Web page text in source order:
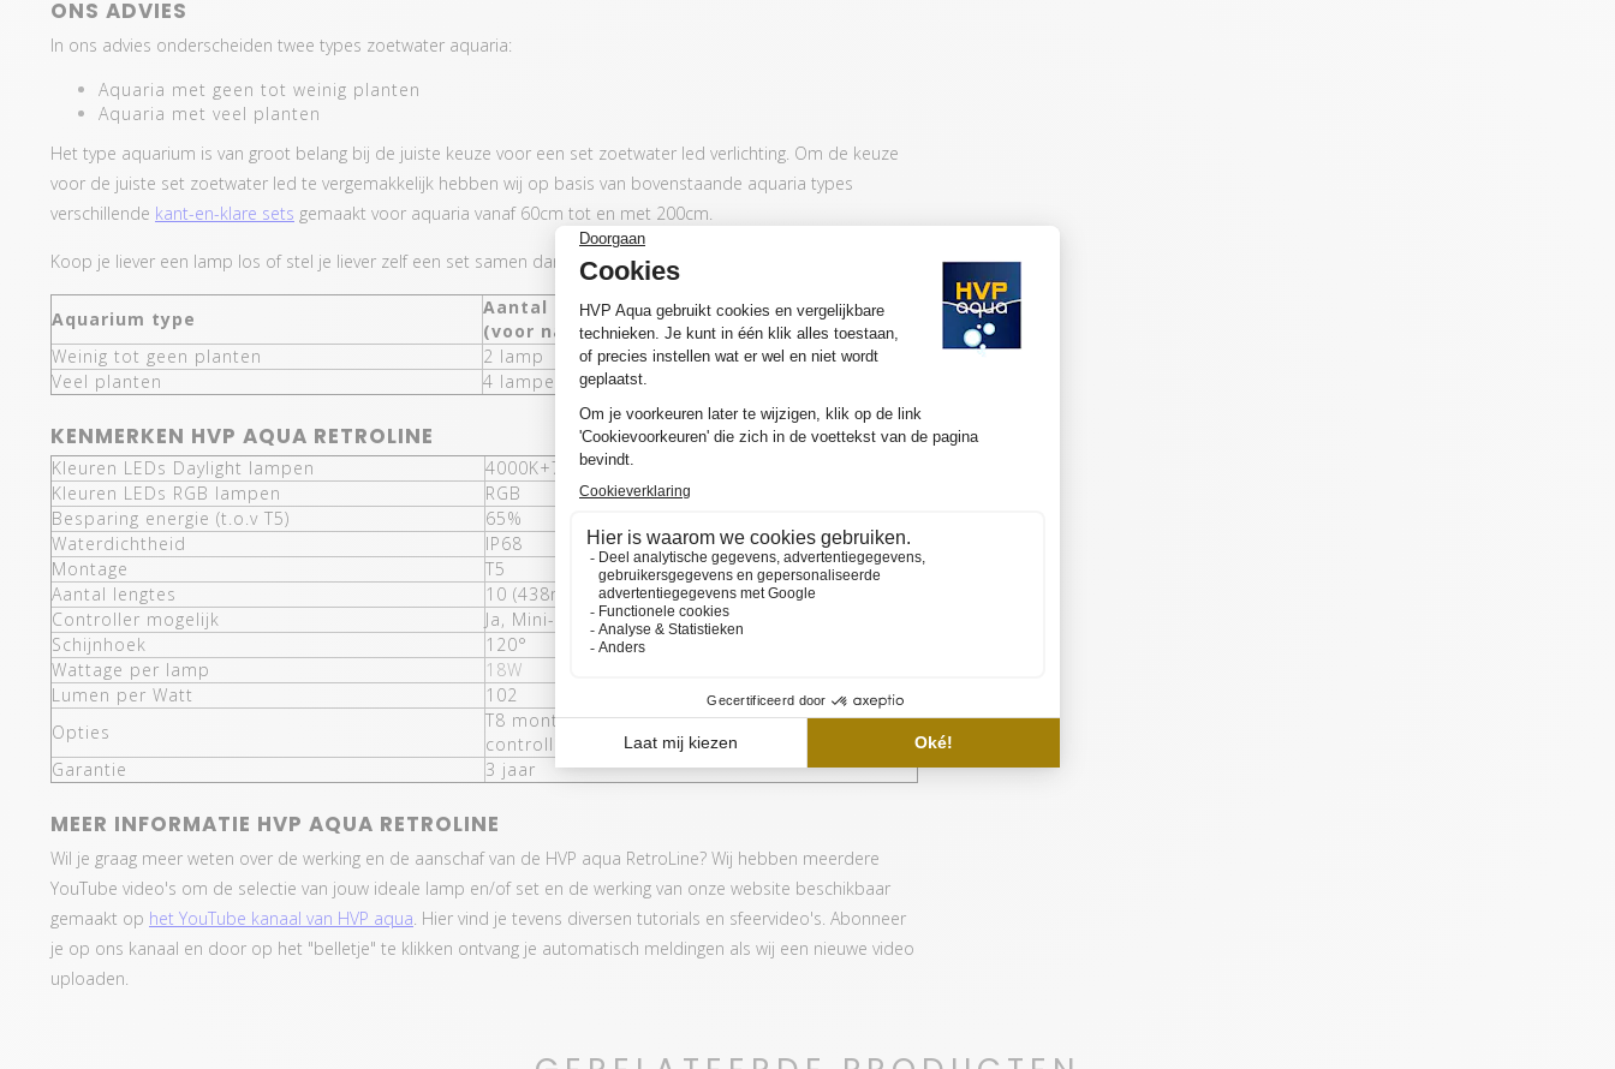
ONS ADVIES
In ons advies onderscheiden twee types zoetwater aquaria:
Aquaria met geen tot weinig planten
Aquaria met veel planten
Het type aquarium is van groot belang bij de juiste keuze voor een set zoetwater led verlichting. Om de keuze
voor de juiste set zoetwater led te vergemakkelijk hebben wij op basis van bovenstaande aquaria types
verschillende kant-en-klare sets gemaakt voor aquaria vanaf 60cm tot en met 200cm.
Koop je liever een lamp los of stel je liever zelf een set samen dan adviseren wij het volgende:
Aquarium type
Aantal lampen per 50cm diepte aquarium
(voor naar achter)
Weinig tot geen planten
2 lamp
Veel planten
4 lampen
KENMERKEN HVP AQUA RETROLINE
Kleuren LEDs Daylight lampen
4000K+7000K
Kleuren LEDs RGB lampen
RGB
Besparing energie (t.o.v T5)
65%
Waterdichtheid
IP68
Montage
T5
Aantal lengtes
10 (438mm - 1450mm)
Controller mogelijk
Ja, Mini-controller + 5CH + 8CH Wifi (optioneel)
Schijnhoek
120°
Wattage per lamp
18W
Lumen per Watt
102
Opties
T8 montage, rimless beugels en diversen
controllers
Garantie
3 jaar
MEER INFORMATIE HVP AQUA RETROLINE
Wil je graag meer weten over de werking en de aanschaf van de HVP aqua RetroLine? Wij hebben meerdere
YouTube video's om de selectie van jouw ideale lamp en/of set en de werking van onze website beschikbaar
gemaakt op het YouTube kanaal van HVP aqua . Hier vind je tevens diversen tutorials en sfeervideo's. Abonneer
je op ons kanaal en door op het "belletje" te klikken ontvang je automatisch meldingen als wij een nieuwe video
uploaden.